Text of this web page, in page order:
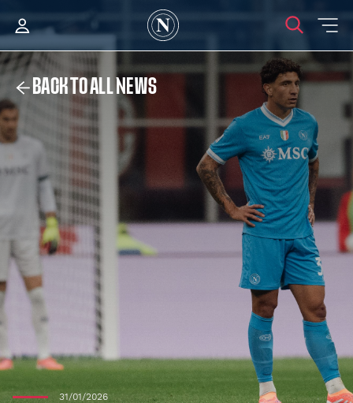
BACK TO ALL NEWS
31/01/2026